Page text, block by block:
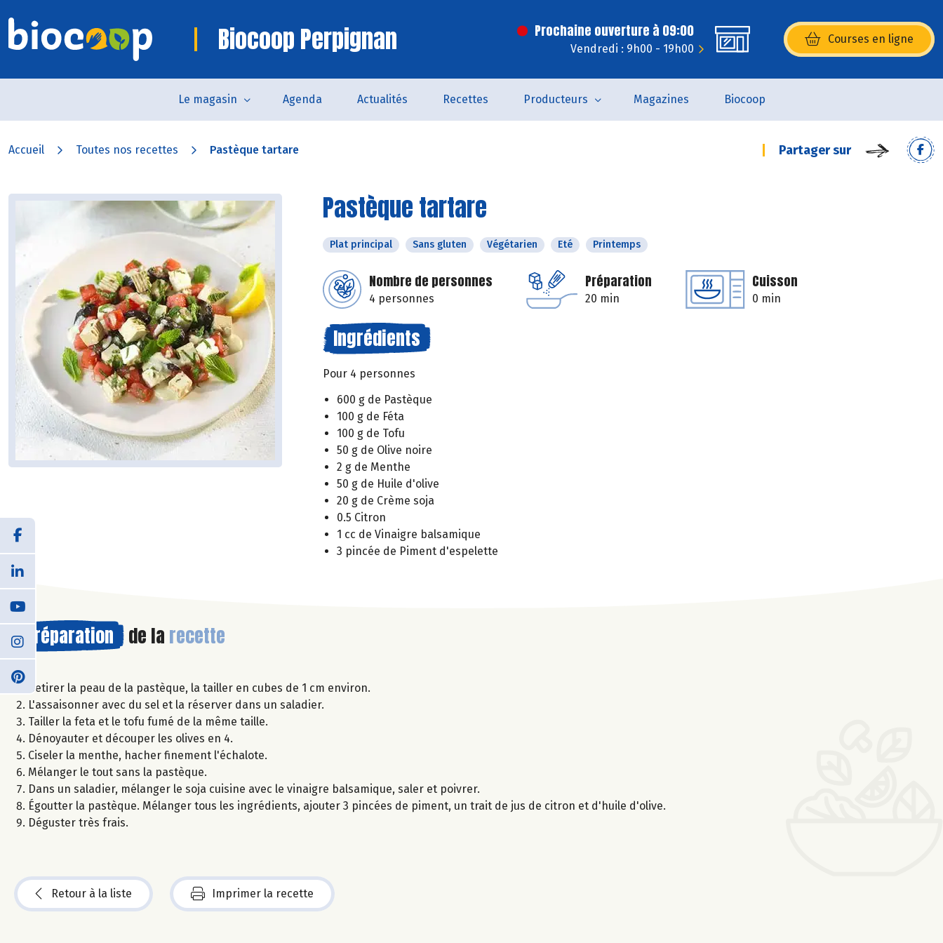
Biocoop Perpignan Prochaine ouverture à 09:00
Vendredi : 9h00 - 19h00
Courses en ligne
(s’ouvre dans une nouvelle
Le magasin Agenda Actualités Recettes Producteurs Magazines Biocoop
Accueil Toutes nos recettes Pastèque tartare Partager sur
Pastèque tartare
Plat principal Sans gluten Végétarien Eté Printemps
Nombre de personnes
4 personnes
Préparation
20 min
Cuisson
0 min
Ingrédients
Pour 4 personnes
600 g de Pastèque
100 g de Féta
100 g de Tofu
50 g de Olive noire
2 g de Menthe
50 g de Huile d'olive
20 g de Crème soja
0.5 Citron
1 cc de Vinaigre balsamique
3 pincée de Piment d'espelette
Préparation de la recette
Retirer la peau de la pastèque, la tailler en cubes de 1 cm environ.
L'assaisonner avec du sel et la réserver dans un saladier.
Tailler la feta et le tofu fumé de la même taille.
Dénoyauter et découper les olives en 4.
Ciseler la menthe, hacher finement l'échalote.
Mélanger le tout sans la pastèque.
Dans un saladier, mélanger le soja cuisine avec le vinaigre balsamique, saler et poivrer.
Égoutter la pastèque. Mélanger tous les ingrédients, ajouter 3 pincées de piment, un trait de jus de citron et d'huile d'olive.
Déguster très frais.
Retour à la liste Imprimer la recette